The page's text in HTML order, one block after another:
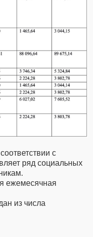
с
ряд социальных
ежемесячная
из числа